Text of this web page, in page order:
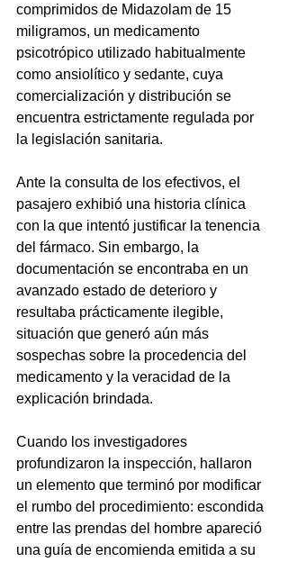
comprimidos de Midazolam de 15
miligramos, un medicamento
psicotrópico utilizado habitualmente
como ansiolítico y sedante, cuya
comercialización y distribución se
encuentra estrictamente regulada por
la legislación sanitaria.
Ante la consulta de los efectivos, el
pasajero exhibió una historia clínica
con la que intentó justificar la tenencia
del fármaco. Sin embargo, la
documentación se encontraba en un
avanzado estado de deterioro y
resultaba prácticamente ilegible,
situación que generó aún más
sospechas sobre la procedencia del
medicamento y la veracidad de la
explicación brindada.
Cuando los investigadores
profundizaron la inspección, hallaron
un elemento que terminó por modificar
el rumbo del procedimiento: escondida
entre las prendas del hombre apareció
una guía de encomienda emitida a su